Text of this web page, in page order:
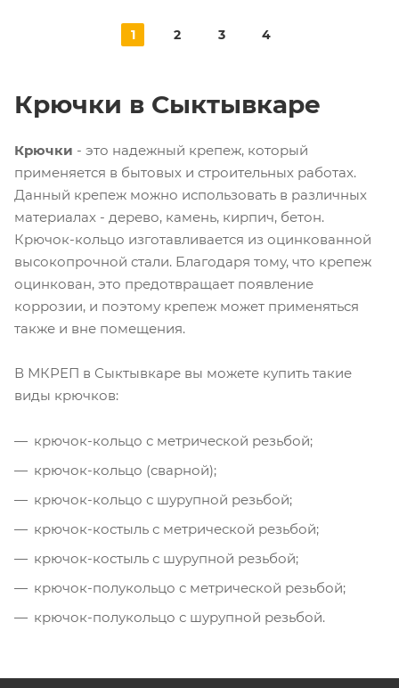
1 2 3 4
Крючки в Сыктывкаре
Крючки - это надежный крепеж, который
применяется в бытовых и строительных работах.
Данный крепеж можно использовать в различных
материалах - дерево, камень, кирпич, бетон.
Крючок-кольцо изготавливается из оцинкованной
высокопрочной стали. Благодаря тому, что крепеж
оцинкован, это предотвращает появление
коррозии, и поэтому крепеж может применяться
также и вне помещения.
В МКРЕП в Сыктывкаре вы можете купить такие
виды крючков:
крючок-кольцо с метрической резьбой;
крючок-кольцо (сварной);
крючок-кольцо с шурупной резьбой;
крючок-костыль с метрической резьбой;
крючок-костыль с шурупной резьбой;
крючок-полукольцо с метрической резьбой;
крючок-полукольцо с шурупной резьбой.